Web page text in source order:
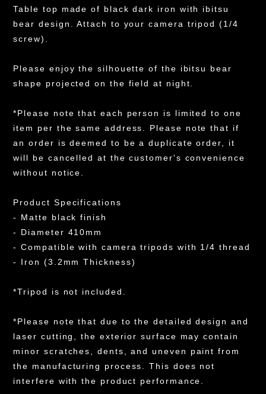
Table top made of black dark iron with ibitsu
bear design. Attach to your camera tripod (1/4
screw).
Please enjoy the silhouette of the ibitsu bear
shape projected on the field at night.
*Please note that each person is limited to one
item per the same address. Please note that if
an order is deemed to be a duplicate order, it
will be cancelled at the customer's convenience
without notice.
Product Specifications
- Matte black finish
- Diameter 410mm
- Compatible with camera tripods with 1/4 thread
- Iron (3.2mm Thickness)
*Tripod is not included.
*Please note that due to the detailed design and
laser cutting, the exterior surface may contain
minor scratches, dents, and uneven paint from
the manufacturing process. This does not
interfere with the product performance.